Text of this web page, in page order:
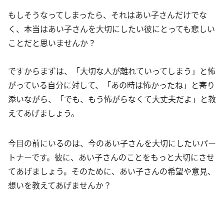
もしそうなってしまったら、それはあい子さんだけでな
く、本当はあい子さんを大切にしたい彼にとっても悲しい
ことだと思いませんか？
ですからまずは、「大切な人が離れていってしまう」と怖
がっている自分に対して、「あの時は怖かったね」と寄り
添いながら、「でも、もう怖がらなくて大丈夫だよ」と教
えてあげましょう。
今目の前にいるのは、今のあい子さんを大切にしたいパー
トナーです。彼に、あい子さんのことをもっと大切にさせ
てあげましょう。そのために、あい子さんの希望や意見、
想いを教えてあげませんか？